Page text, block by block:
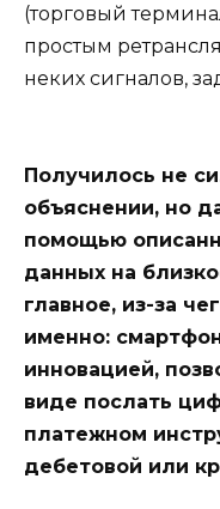
(торговый
простым
неких сигналов,
Получилось не
объяснении, но
помощью
данных на
главное, из-за
именно:
инновацией,
виде послать
платежном
дебетовой или